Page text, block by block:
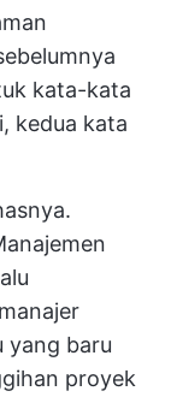
kata-kata
kedua kata
yang baru
proyek